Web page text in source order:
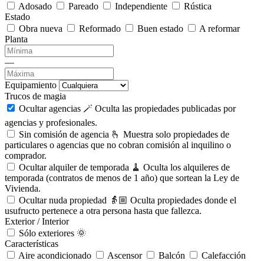
Adosado
Pareado Independiente
Rústica
Estado
Obra nueva
Reformado Buen estado
A reformar
Planta
—
Equipamiento
Trucos de magia
Ocultar agencias 🪄 Oculta las propiedades publicadas por
agencias y profesionales.
Sin comisión de agencia 🫰 Muestra solo propiedades de
particulares o agencias que no cobran comisión al inquilino o
comprador.
Ocultar alquiler de temporada 🧹 Oculta los alquileres de
temporada (contratos de menos de 1 año) que sortean la Ley de
Vivienda.
Ocultar nuda propiedad 👵🏼 Oculta propiedades donde el
usufructo pertenece a otra persona hasta que fallezca.
Exterior / Interior
Sólo exteriores 🌞
Características
Aire acondicionado
Ascensor Balcón
Calefacción